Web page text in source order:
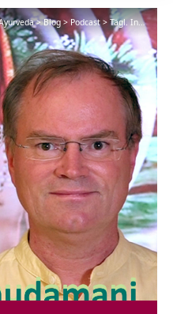
>Blog> Podcast> Tägl. Inspiration